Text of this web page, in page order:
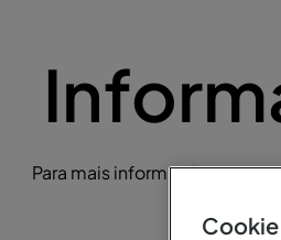
Para mais informações ou